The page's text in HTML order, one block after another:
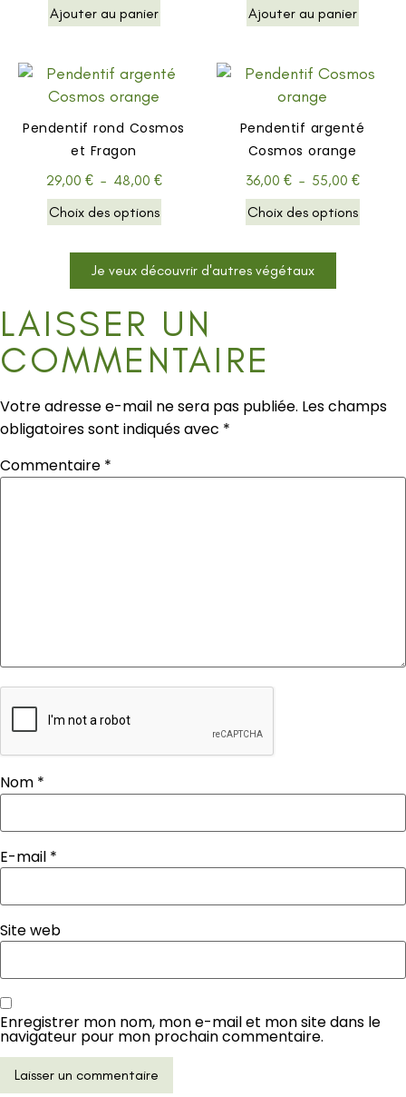
Ajouter au panier
Ajouter au panier
Pendentif rond Cosmos
et Fragon
29,00 € – 48,00 €
Choix des options
Pendentif argenté
Cosmos orange
36,00 € – 55,00 €
Choix des options
Je veux découvrir d'autres végétaux
LAISSER UN
COMMENTAIRE
Votre adresse e-mail ne sera pas publiée. Les champs
obligatoires sont indiqués avec *
Commentaire *
Nom *
E-mail *
Site web
Enregistrer mon nom, mon e-mail et mon site dans le
navigateur pour mon prochain commentaire.